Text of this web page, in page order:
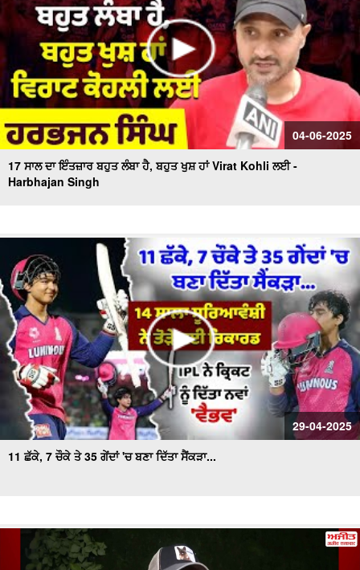
04-06-2025
17 ਸਾਲ ਦਾ ਇੰਤਜ਼ਾਰ ਬਹੁਤ ਲੰਬਾ ਹੈ, ਬਹੁਤ ਖੁਸ਼ ਹਾਂ Virat Kohli ਲਈ -
Harbhajan Singh
29-04-2025
11 ਛੱਕੇ, 7 ਚੌਕੇ ਤੇ 35 ਗੇਂਦਾਂ 'ਚ ਬਣਾ ਦਿੱਤਾ ਸੈਂਕੜਾ...